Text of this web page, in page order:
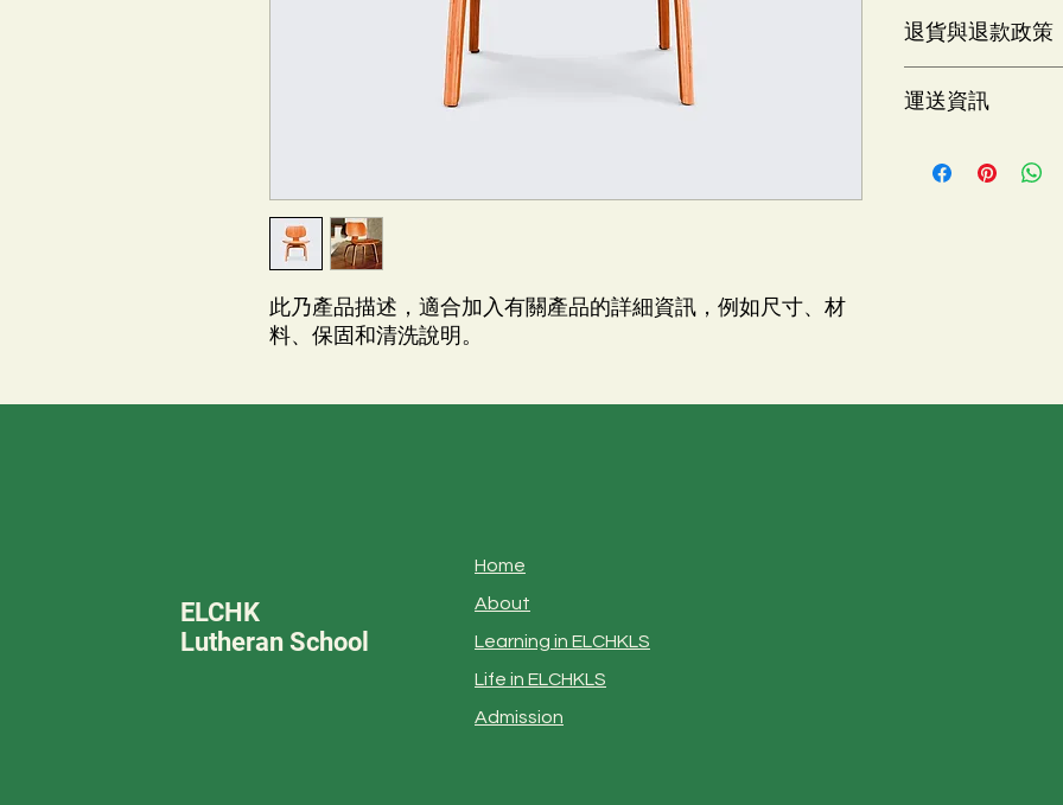
此乃產品描述，適合加入有關產品的詳細資訊，例如尺寸、材
料、保固和清洗說明。
寸、材料、保固和清
客有信心和决心購買
退貨與退款政策
產品。撰寫政策時，
運送資訊
的資訊。撰寫政策時
ELCHK
Lutheran School
Home
About
Learning in ELCHKLS
Life in ELCHKLS
Admission